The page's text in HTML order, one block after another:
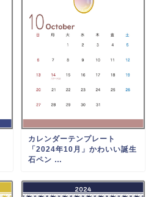
カレンダーテンプレート
「2024年10月」かわいい誕生
石ペン …